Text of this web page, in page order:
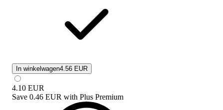
In winkelwagen4.56 EUR
4.10 EUR
Save 0.46 EUR with Plus Premium